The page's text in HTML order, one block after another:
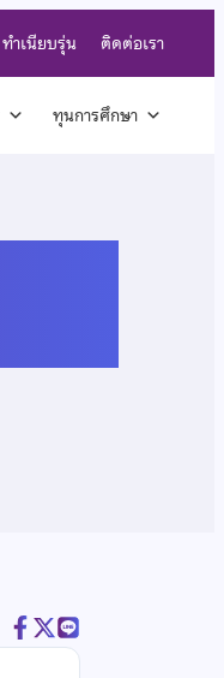
ทำเนียบรุ่น ติดต่อเรา
ทุนการศึกษา